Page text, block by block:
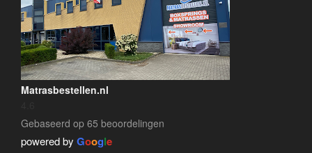
Matrasbestellen.nl
Gebaseerd op 65 beoordelingen
powered by Google